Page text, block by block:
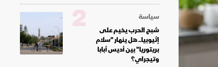
سياسة
شبح الحرب يخيم على
إثيوبيا.. هل ينهار "سلام
بريتوريا" بين أديس أبابا
وتيجراي؟
2